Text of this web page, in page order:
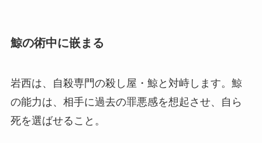
鯨の術中に嵌まる
岩西は、自殺専門の殺し屋・鯨と対峙します。鯨
の能力は、相手に過去の罪悪感を想起させ、自ら
死を選ばせること。